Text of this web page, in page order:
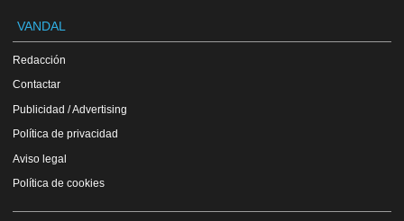
VANDAL
Redacción
Contactar
Publicidad / Advertising
Política de privacidad
Aviso legal
Política de cookies